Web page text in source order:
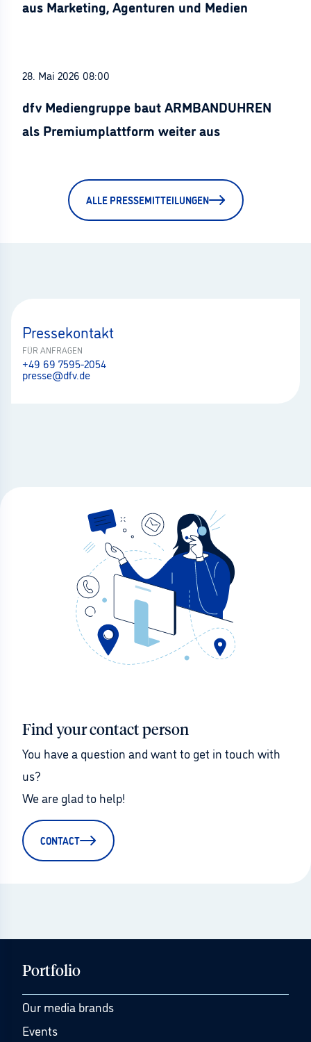
aus Marketing, Agenturen und Medien
28. Mai 2026 08:00
dfv Mediengruppe baut ARMBANDUHREN
als Premiumplattform weiter aus
ALLE PRESSEMITTEILUNGEN
Pressekontakt
FÜR ANFRAGEN
+49 69 7595-2054
presse@dfv.de
Find your contact person
You have a question and want to get in touch with
us?
We are glad to help!
CONTACT
Portfolio
Our media brands
Events